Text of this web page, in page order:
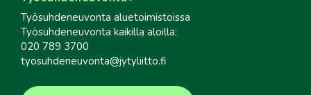
Työsuhdeneuvonta aluetoimistoissa
Työsuhdeneuvonta kaikilla aloilla:
020 789 3700
tyosuhdeneuvonta@jytyliitto.fi